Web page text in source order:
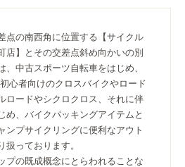
点の南西角に位置する【サイクル
店】とその交差点斜め向かいの別
、中古スポーツ自転車をはじめ、
心者向けのクロスバイクやロード
ロードやシクロクロス、それに伴
め、バイクパッキングアイテムと
ンプサイクリングに便利なアウト
扱っております。
プの既成概念にとらわれることな